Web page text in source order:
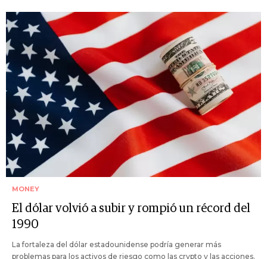
MONEY
El dólar volvió a subir y rompió un récord del
1990
La fortaleza del dólar estadounidense podría generar más
problemas para los activos de riesgo como las crypto y las acciones.